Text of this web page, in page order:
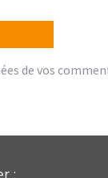
de vos